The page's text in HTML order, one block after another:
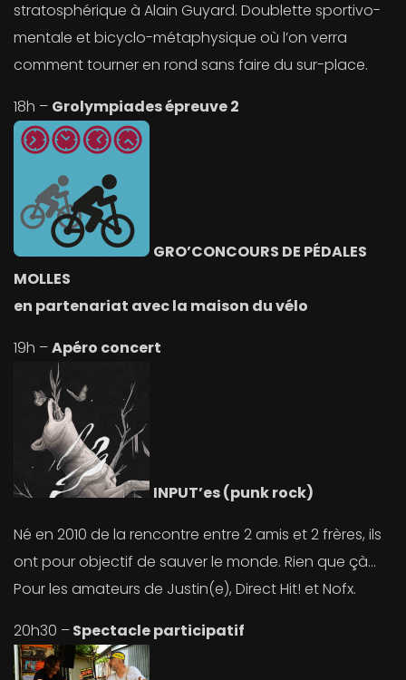
stratosphérique à Alain Guyard. Doublette sportivo-
mentale et bicyclo-métaphysique où l’on verra
comment tourner en rond sans faire du sur-place.
18h – Grolympiades épreuve 2
GRO’CONCOURS DE PÉDALES
MOLLES
en partenariat avec la maison du vélo
19h –Apéro concert
INPUT’es (punk rock)
Né en 2010 de la rencontre entre 2 amis et 2 frères, ils
ont pour objectif de sauver le monde. Rien que çà…
Pour les amateurs de Justin(e), Direct Hit! et Nofx.
20h30 –Spectacle participatif